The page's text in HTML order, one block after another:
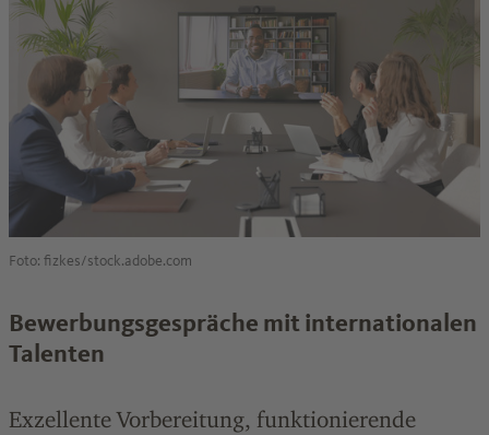
Foto: fizkes/stock.adobe.com
Bewerbungsgespräche mit internationalen
Talenten
Exzellente Vorbereitung, funktionierende